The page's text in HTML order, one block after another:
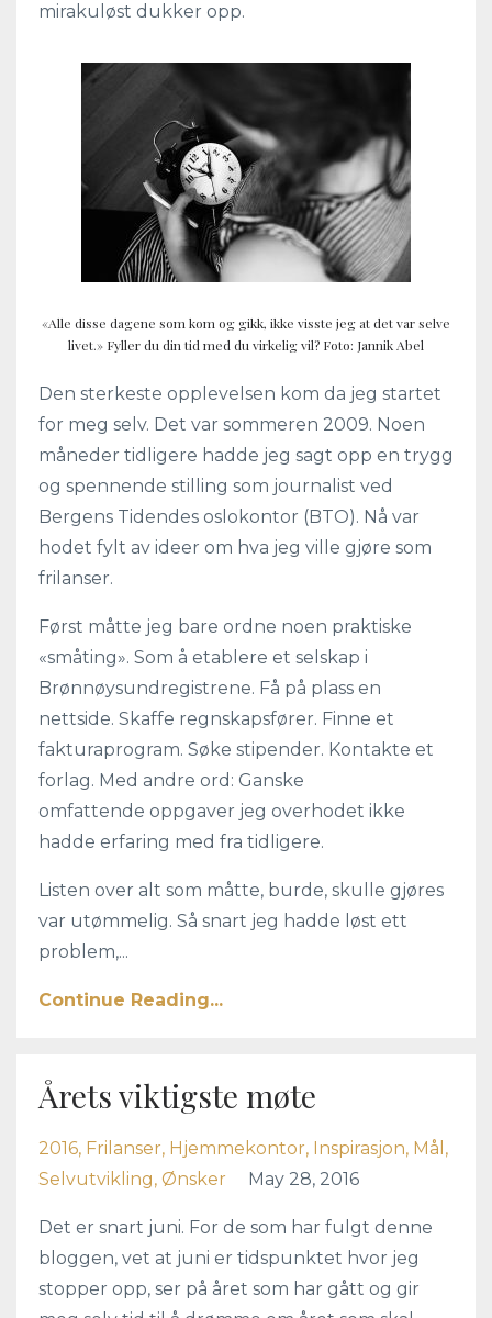
mirakuløst dukker opp.
«Alle disse dagene som kom og gikk, ikke visste jeg at det var selve
livet.» Fyller du din tid med du virkelig vil? Foto: Jannik Abel
Den sterkeste opplevelsen kom da jeg startet
for meg selv. Det var sommeren 2009. Noen
måneder tidligere hadde jeg sagt opp en trygg
og spennende stilling som journalist ved
Bergens Tidendes oslokontor (BTO). Nå var
hodet fylt av ideer om hva jeg ville gjøre som
frilanser.
Først måtte jeg bare ordne noen praktiske
«småting». Som å etablere et selskap i
Brønnøysundregistrene. Få på plass en
nettside. Skaffe regnskapsfører. Finne et
fakturaprogram. Søke stipender. Kontakte et
forlag. Med andre ord: Ganske
omfattende oppgaver jeg overhodet ikke
hadde erfaring med fra tidligere.
Listen over alt som måtte, burde, skulle gjøres
var utømmelig. Så snart jeg hadde løst ett
problem,...
Continue Reading...
Årets viktigste møte
2016 Frilanser Hjemmekontor Inspirasjon Mål
Selvutvikling Ønsker May 28, 2016
Det er snart juni. For de som har fulgt denne
bloggen, vet at juni er tidspunktet hvor jeg
stopper opp, ser på året som har gått og gir